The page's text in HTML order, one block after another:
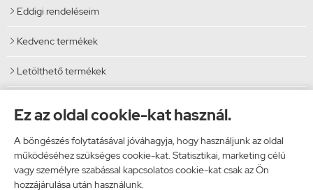
Ez az oldal cookie-kat használ.
A böngészés folytatásával jóváhagyja, hogy használjunk az oldal
működéséhez szükséges cookie-kat. Statisztikai, marketing célú
vagy személyre szabással kapcsolatos cookie-kat csak az Ön
hozzájárulása után használunk.
 Eddigi rendeléseim
 Kedvenc termékek
 Letölthető termékek
9024 Győr, Malomszéki utca 5.
Telefon: 06 96 444 600
E-mail: info@vibi.hu